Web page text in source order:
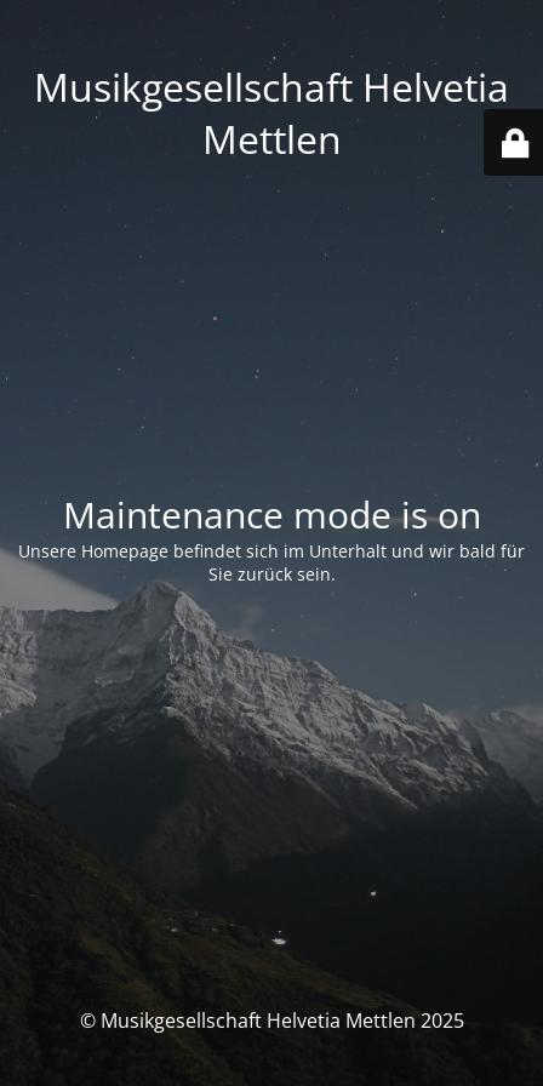
Musikgesellschaft Helvetia
Mettlen
Maintenance mode is on
Unsere Homepage befindet sich im Unterhalt und wir bald für
Sie zurück sein.
© Musikgesellschaft Helvetia Mettlen 2025